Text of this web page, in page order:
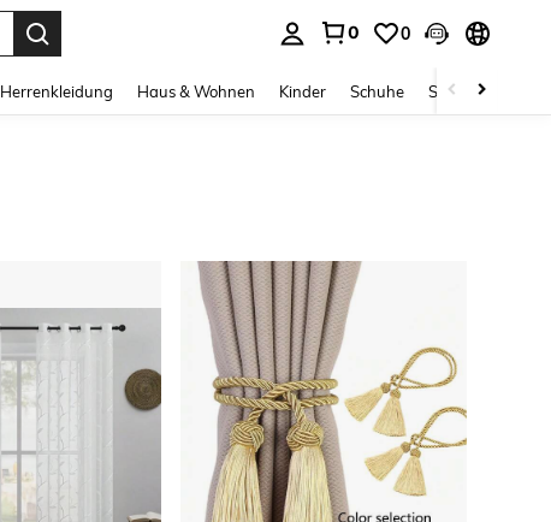
0 0
Herrenkleidung Haus & Wohnen Kinder Schuhe Schmuck &